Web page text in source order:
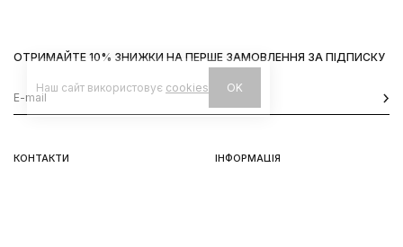
КОНТАКТИ ІНФОРМАЦІЯ
ОТРИМАЙТЕ 10% ЗНИЖКИ НА ПЕРШЕ ЗАМОВЛЕННЯ ЗА ПІДПИСКУ
Наш сайт використовує cookies OK